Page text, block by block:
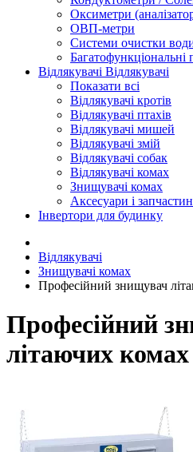
Оксиметри
ОВП-метри
Системи очистки
Відлякувачі Відлякувачі
Показати всі
Відлякувачі кротів
Відлякувачі птахів
Відлякувачі мишей
Відлякувачі змій
Відлякувачі собак
Відлякувачі комах
Знищувачі комах
Аксесуари і
Інвертори для будинку
Відлякувачі
Знищувачі комах
Професійний знищувач
Професійний
літаючих